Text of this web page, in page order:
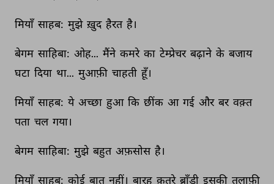
मियाँ साहब: मुझे ख़ुद हैरत है।
बेगम साहिबा: ओह... मैंने कमरे का टेम्प्रेचर बढ़ाने के बजाय
घटा दिया था... मुआफ़ी चाहती हूँ।
मियाँ साहब: ये अच्छा हुआ कि छींक आ गई और बर वक़्त
पता चल गया।
बेगम साहिबा: मुझे बहुत अफ़सोस है।
मियाँ साहब: कोई बात नहीं। बारह क़तरे ब्राँडी इसकी तलाफ़ी